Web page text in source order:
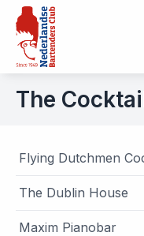
The
Flying Dutchmen
The Dublin House
Maxim Pianobar